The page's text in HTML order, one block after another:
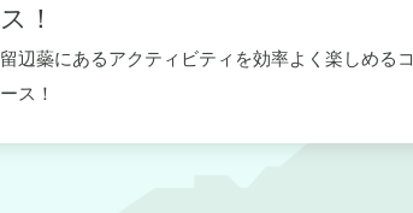
ス！
留辺蘂にあるアクティビティを効率よく楽しめるコ
ース！